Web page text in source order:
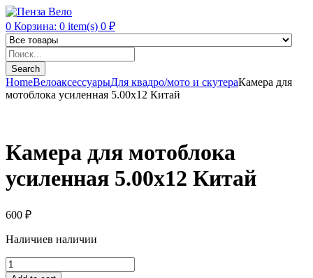
0 Корзина: 0 item(s) 0 ₽
Products
search
Search
HomeВелоаксессуарыДля квадро/мото и скутераКамера для
мотоблока усиленная 5.00х12 Китай
Камера для мотоблока
усиленная 5.00х12 Китай
600 ₽
Наличиев наличии
Камера
для